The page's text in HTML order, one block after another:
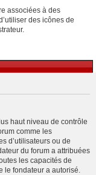
associées à des
des icônes de
haut niveau de contrôle
comme les
d’utilisateurs ou de
du forum a attribuées
les capacités de
le fondateur a autorisé.